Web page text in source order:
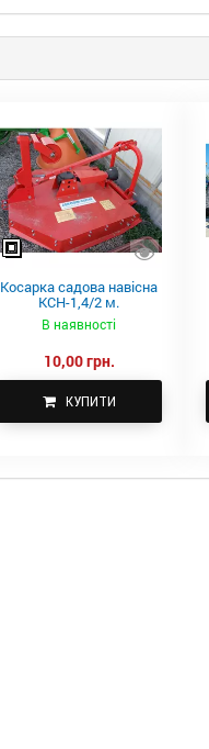
Косарка садова навісна
КСН-1,4/2 м.
В наявності
10,00 грн.
КУПИТИ